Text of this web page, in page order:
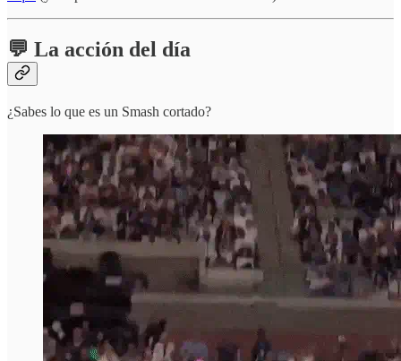
💬 La acción del día
¿Sabes lo que es un Smash cortado?